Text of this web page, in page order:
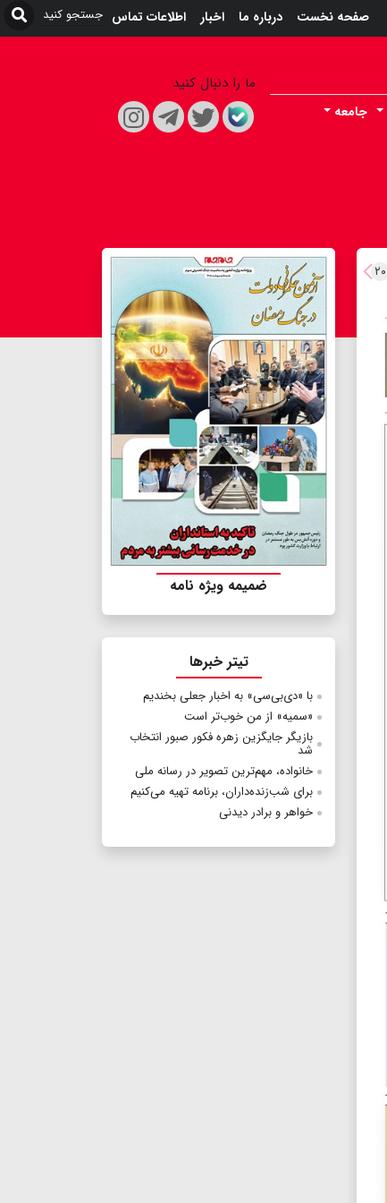
صفحه نخست درباره ما اخبار اطلاعات تماس
جامعه
ما را دنبال کنید
۲۰
ضمیمه ویژه نامه
تیتر خبرها
با «دی‌بی‌سی» به اخبار جعلی بخندیم
«سمیه» از من خوب‌تر است
بازیگر جایگزین زهره فکور صبور انتخاب
شد
خانواده، مهم‌ترین تصویر در رسانه ملی
برای شب‌زنده‌داران، برنامه تهیه می‌کنیم
خواهر و برادر دیدنی